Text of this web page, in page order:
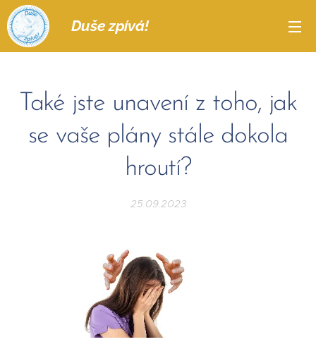
Duše zpívá!
Také jste unavení z toho, jak
se vaše plány stále dokola
hroutí?
25.09.2023